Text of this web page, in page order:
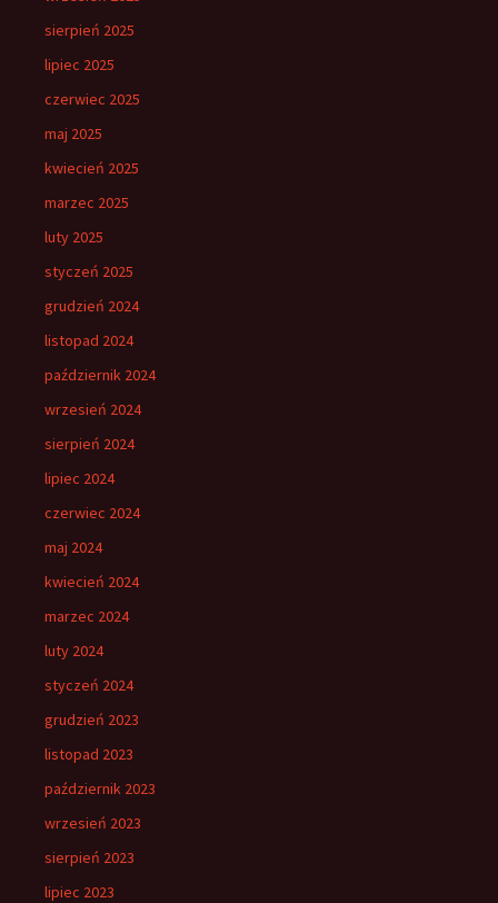
sierpień 2025
lipiec 2025
czerwiec 2025
maj 2025
kwiecień 2025
marzec 2025
luty 2025
styczeń 2025
grudzień 2024
listopad 2024
październik 2024
wrzesień 2024
sierpień 2024
lipiec 2024
czerwiec 2024
maj 2024
kwiecień 2024
marzec 2024
luty 2024
styczeń 2024
grudzień 2023
listopad 2023
październik 2023
wrzesień 2023
sierpień 2023
lipiec 2023